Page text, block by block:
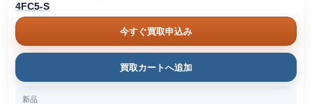
4FC5-S
今すぐ買取申込み
買取カートへ追加
新品